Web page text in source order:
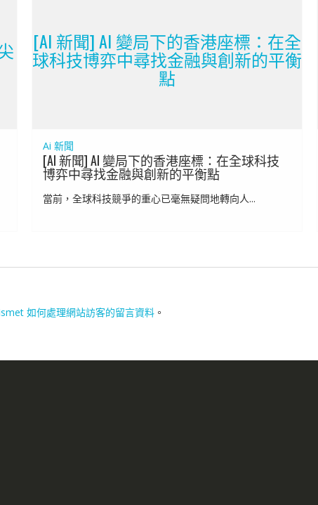
[AI 新聞] AI 變局下的香港座標：在全
球科技博弈中尋找金融與創新的平衡
點
Ai 新聞
[AI 新聞] AI 變局下的香港座標：在全球科技
博弈中尋找金融與創新的平衡點
當前，全球科技競爭的重心已毫無疑問地轉向人...
如何處理網站訪客的留言資料 。